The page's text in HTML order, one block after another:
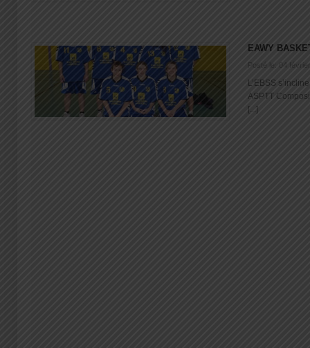
EAWY
Posté le: 04
L’EBSS
ASPTT
[...]